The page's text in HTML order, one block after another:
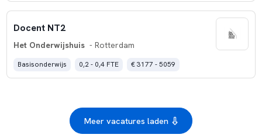
Docent NT2
Het Onderwijshuis - Rotterdam
Basisonderwijs 0,2 - 0,4 FTE € 3177 - 5059
Meer vacatures laden